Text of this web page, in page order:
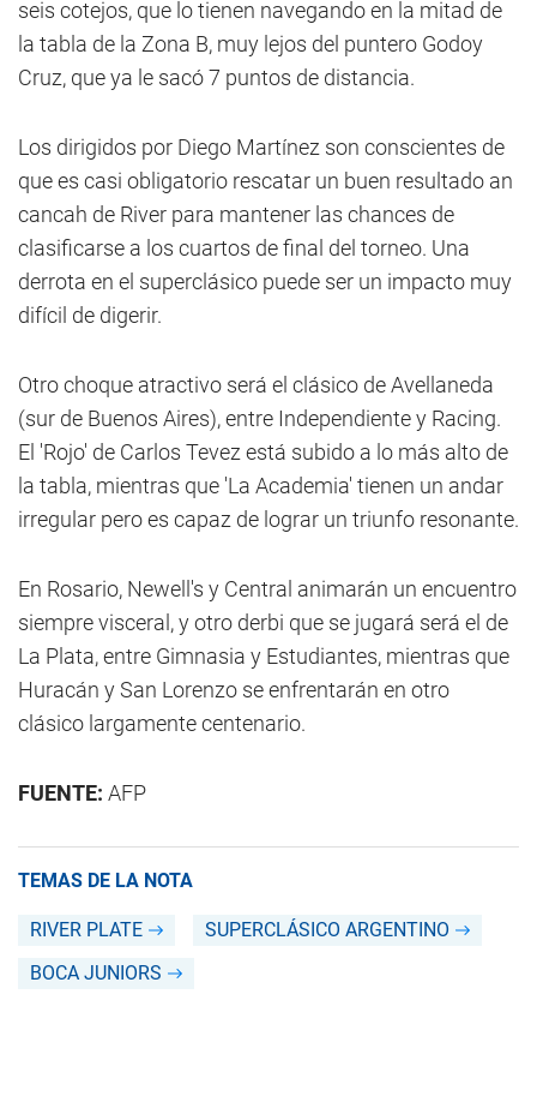
seis cotejos, que lo tienen navegando en la mitad de
la tabla de la Zona B, muy lejos del puntero Godoy
Cruz, que ya le sacó 7 puntos de distancia.
Los dirigidos por Diego Martínez son conscientes de
que es casi obligatorio rescatar un buen resultado an
cancah de River para mantener las chances de
clasificarse a los cuartos de final del torneo. Una
derrota en el superclásico puede ser un impacto muy
difícil de digerir.
Otro choque atractivo será el clásico de Avellaneda
(sur de Buenos Aires), entre Independiente y Racing.
El 'Rojo' de Carlos Tevez está subido a lo más alto de
la tabla, mientras que 'La Academia' tienen un andar
irregular pero es capaz de lograr un triunfo resonante.
En Rosario, Newell's y Central animarán un encuentro
siempre visceral, y otro derbi que se jugará será el de
La Plata, entre Gimnasia y Estudiantes, mientras que
Huracán y San Lorenzo se enfrentarán en otro
clásico largamente centenario.
FUENTE: AFP
TEMAS DE LA NOTA
RIVER PLATE
SUPERCLÁSICO ARGENTINO
BOCA JUNIORS